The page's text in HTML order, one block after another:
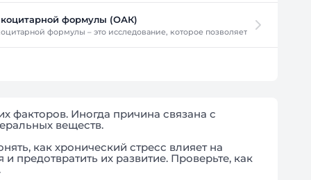
формулы (ОАК)
формулы – это исследование, которое позволяет определить
факторов. Иногда причина связана с
веществ.
как хронический стресс влияет на
предотвратить их развитие. Проверьте, как